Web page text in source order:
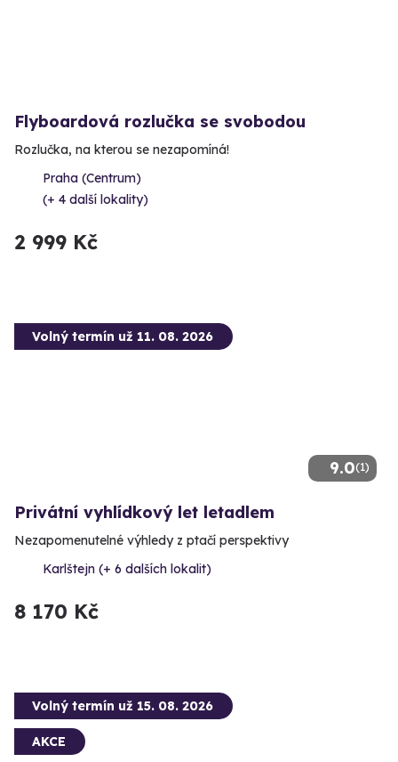
Flyboardová rozlučka se svobodou
Rozlučka, na kterou se nezapomíná!
Praha (Centrum)
(+ 4 další lokality)
2 999 Kč
9.0(1)
Volný termín už 11. 08. 2026
Privátní vyhlídkový let letadlem
Nezapomenutelné výhledy z ptačí perspektivy
Karlštejn (+ 6 dalších lokalit)
8 170 Kč
Volný termín už 15. 08. 2026
AKCE